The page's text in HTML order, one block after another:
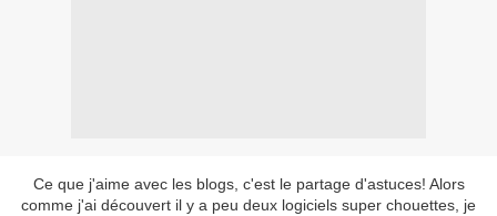
Ce que j'aime avec les blogs, c'est le partage d'astuces! Alors
comme j'ai découvert il y a peu deux logiciels super chouettes, je